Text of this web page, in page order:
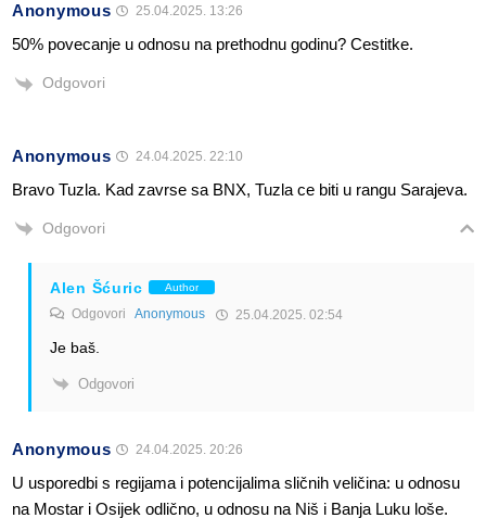
Anonymous 25.04.2025. 13:26
50% povecanje u odnosu na prethodnu godinu? Cestitke.
Odgovori
Anonymous 24.04.2025. 22:10
Bravo Tuzla. Kad zavrse sa BNX, Tuzla ce biti u rangu Sarajeva.
Odgovori
Alen Šćuric Author
Odgovori Anonymous 25.04.2025. 02:54
Je baš.
Odgovori
Anonymous 24.04.2025. 20:26
U usporedbi s regijama i potencijalima sličnih veličina: u odnosu
na Mostar i Osijek odlično, u odnosu na Niš i Banja Luku loše.